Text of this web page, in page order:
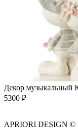
Декор музыкальный
5300 ₽
APRIORI DESIGN ©